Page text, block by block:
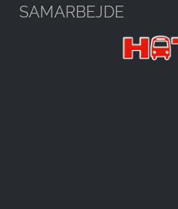
SAMARBEJDE